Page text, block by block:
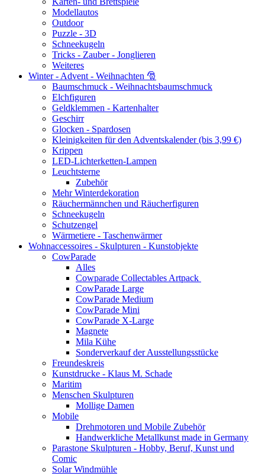
Modellautos
Outdoor
Puzzle - 3D
Schneekugeln
Tricks - Zauber - Jonglieren
Weiteres
Winter - Advent - Weihnachten 🎅
Baumschmuck - Weihnachtsbaumschmuck
Elchfiguren
Geldklemmen - Kartenhalter
Geschirr
Glocken - Spardosen
Kleinigkeiten für den Adventskalender (bis 3,99 €)
Krippen
LED-Lichterketten-Lampen
Leuchtsterne
Zubehör
Mehr Winterdekoration
Räuchermännchen und Räucherfiguren
Schneekugeln
Schutzengel
Wärmetiere - Taschenwärmer
Wohnaccessoires - Skulpturen - Kunstobjekte
CowParade
Alles
Cowparade Collectables Artpack
CowParade Large
CowParade Medium
CowParade Mini
CowParade X-Large
Magnete
Mila Kühe
Sonderverkauf der Ausstellungsstücke
Freundeskreis
Kunstdrucke - Klaus M. Schade
Maritim
Menschen Skulpturen
Mollige Damen
Mobile
Drehmotoren und Mobile Zubehör
Handwerkliche Metallkunst made in Germany
Parastone Skulpturen - Hobby, Beruf, Kunst und
Comic
Solar Windmühle